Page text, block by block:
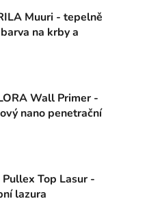
Muuri - tepelně
na krby a
Wall Primer -
nano penetrační
Pullex Top Lasur -
lazura